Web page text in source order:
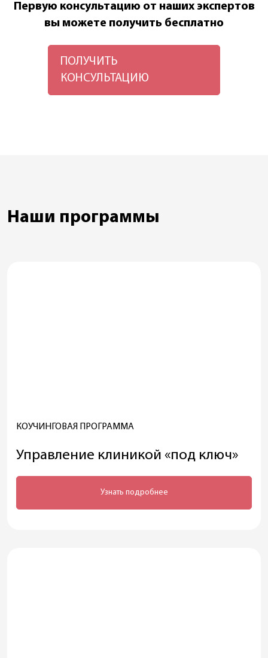
Первую консультацию от наших экспертов
вы можете получить бесплатно
ПОЛУЧИТЬ
КОНСУЛЬТАЦИЮ
Наши программы
КОУЧИНГОВАЯ ПРОГРАММА
Управление клиникой «под ключ»
Узнать подробнее